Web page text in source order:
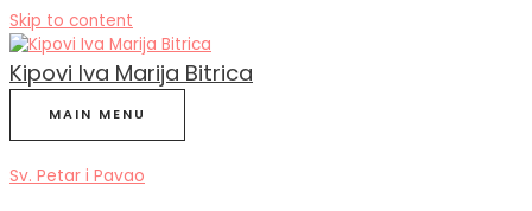
Skip to content
Kipovi Iva Marija Bitrica
MAIN MENU
Sv. Petar i Pavao